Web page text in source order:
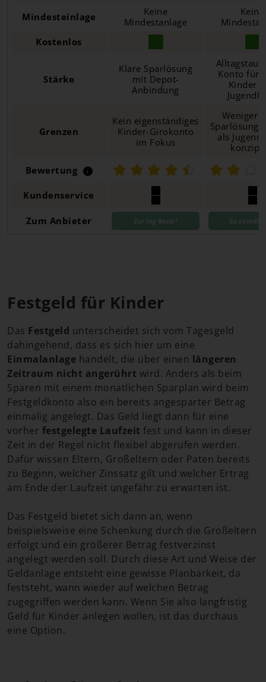
Mindesteinlage
Keine
Mindestanlage
Keine
Kostenlos
Stärke
Klare Sparlösung
mit Depot-
Anbindung
Konto für
Kinder
Grenzen
Kein eigenständiges
Kinder-Girokonto
im Fokus
Weniger
Sparlösung,
als
Bewertung
i
Kundenservice
Zum Anbieter Zur Ing Bank* Zu
Festgeld für Kinder
Das Festgeld unterscheidet sich vom Tagesgeld
dahingehend, dass es sich hier um eine
Einmalanlage handelt, die über einen längeren
Zeitraum nicht angerührt wird. Anders als beim
Sparen mit einem monatlichen Sparplan wird beim
Festgeldkonto also ein bereits angesparter Betrag
einmalig angelegt. Das Geld liegt dann für eine
vorher festgelegte Laufzeit fest und kann in dieser
Zeit in der Regel nicht flexibel abgerufen werden.
Dafür wissen Eltern, Großeltern oder Paten bereits
zu Beginn, welcher Zinssatz gilt und welcher Ertrag
am Ende der Laufzeit ungefähr zu erwarten ist.
Das Festgeld bietet sich dann an, wenn
beispielsweise eine Schenkung durch die Großeltern
erfolgt und ein größerer Betrag festverzinst
angelegt werden soll. Durch diese Art und Weise der
Geldanlage entsteht eine gewisse Planbarkeit, da
feststeht, wann wieder auf welchen Betrag
zugegriffen werden kann. Wenn Sie also langfristig
Geld für Kinder anlegen wollen, ist das durchaus
eine Option.